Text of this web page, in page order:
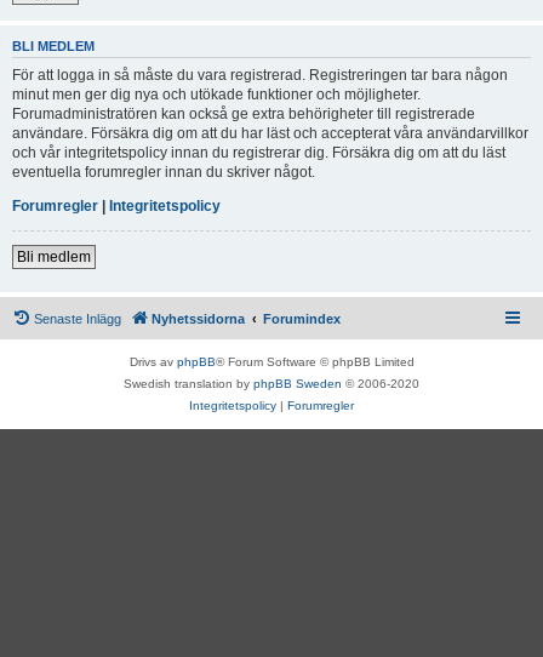
BLI MEDLEM
För att logga in så måste du vara registrerad. Registreringen tar bara någon
minut men ger dig nya och utökade funktioner och möjligheter.
Forumadministratören kan också ge extra behörigheter till registrerade
användare. Försäkra dig om att du har läst och accepterat våra användarvillkor
och vår integritetspolicy innan du registrerar dig. Försäkra dig om att du läst
eventuella forumregler innan du skriver något.
Forumregler | Integritetspolicy
Bli medlem
Senaste Inlägg Nyhetssidorna Forumindex
Drivs av phpBB® Forum Software © phpBB Limited
Swedish translation by phpBB Sweden © 2006-2020
Integritetspolicy | Forumregler